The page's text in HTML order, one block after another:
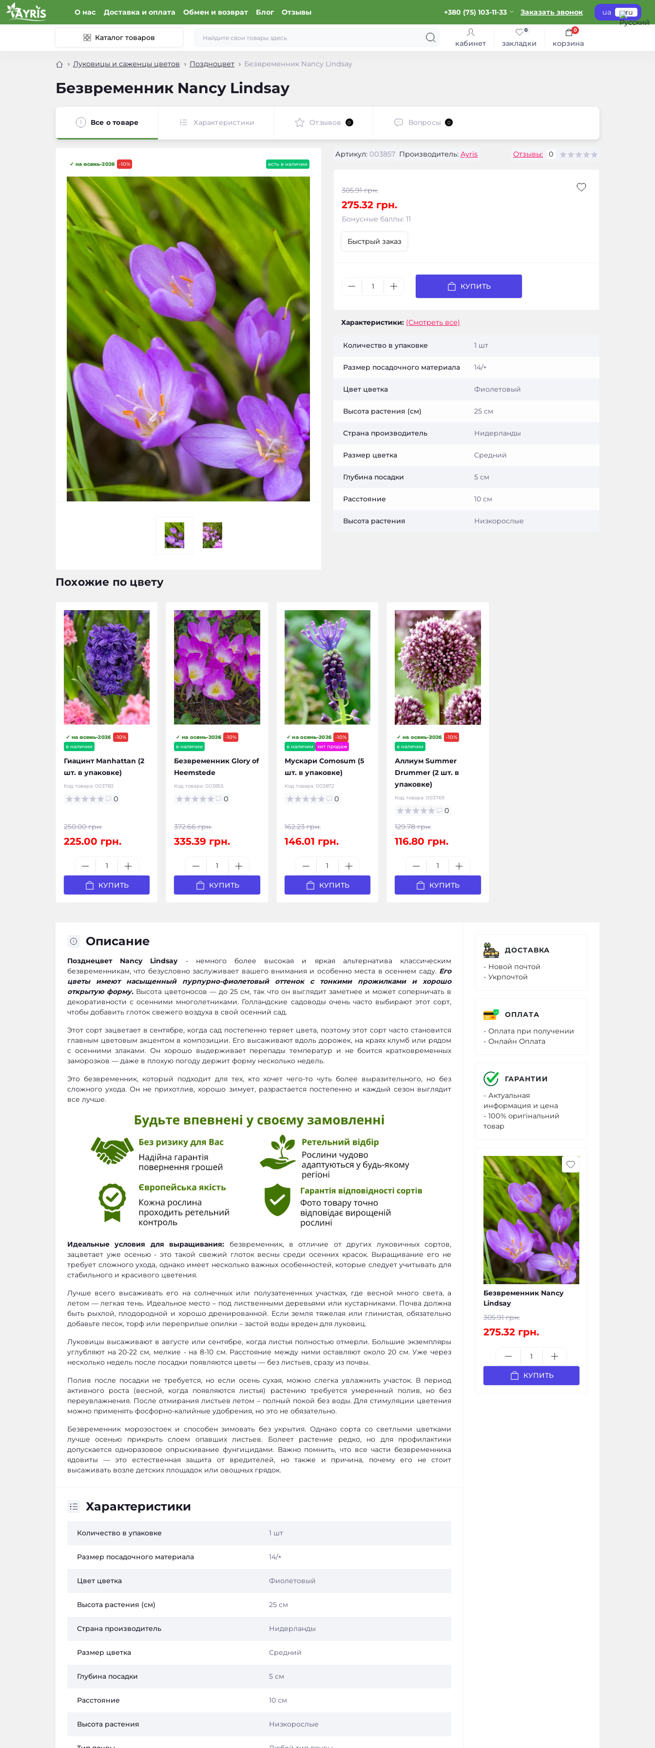
О нас Доставка и оплата Обмен и возврат Блог Отзывы +380 (75) 103-11-33 Заказать звонок ua ru
Каталог товаров
кабинет закладки
0
корзина
0
Луковицы и саженцы цветов Поздноцвет Безвременник Nancy Lindsay
Безвременник Nancy Lindsay
Все о товаре Характеристики Отзывов 0 Вопросы 0
-10%
✓ на осень-2026 есть в наличии
Артикул: 003857 Производитель: Ayris Отзывы: 0
305.91 грн.
275.32 грн.
Бонусные баллы: 11
Быстрый заказ
КУПИТЬ
Характеристики: (Смотреть все)
Количество в упаковке 1 шт
Размер посадочного материала 14/+
Цвет цветка Фиолетовый
Высота растения (см) 25 см
Страна производитель Нидерланды
Размер цветка Средний
Глубина посадки 5 см
Расстояние 10 см
Высота растения Низкорослые
Похожие по цвету
-10%
в наличии
✓ на осень-2026
Гиацинт Manhattan (2
шт. в упаковке)
Код товара: 003783
0
250.00 грн.
225.00 грн.
КУПИТЬ
-10%
в наличии
✓ на осень-2026
Безвременник Glory of
Heemstede
Код товара:003855
0
372.66 грн.
335.39 грн.
КУПИТЬ
-10%
в наличии
✓ на осень-2026
хит продаж
Мускари Comosum (5
шт. в упаковке)
Код товара: 003872
0
162.23 грн.
146.01 грн.
КУПИТЬ
-10%
в наличии
✓ на осень-2026
Аллиум Summer
Drummer (2 шт. в
упаковке)
Код товара:003769
0
129.78 грн.
116.80 грн.
КУПИТЬ
Описание
Позднецвет Nancy Lindsay- немного более высокая и яркая альтернатива классическим
безвременникам, что безусловно заслуживает вашего внимания и особенно места в осеннем саду. Его
цветы имеют насыщенный пурпурно-фиолетовый оттенок с тонкими прожилками и хорошо
открытую форму. Высота цветоносов — до 25 см, так что он выглядит заметнее и может соперничать в
декоративности с осенними многолетниками. Голландские садоводы очень часто выбирают этот сорт,
чтобы добавить глоток свежего воздуха в свой осенний сад.
Этот сорт зацветает в сентябре, когда сад постепенно теряет цвета, поэтому этот сорт часто становится
главным цветовым акцентом в композиции. Его высаживают вдоль дорожек, на краях клумб или рядом
с осенними злаками. Он хорошо выдерживает перепады температур и не боится кратковременных
заморозков — даже в плохую погоду держит форму несколько недель.
Это безвременник, который подходит для тех, кто хочет чего-то чуть более выразительного, но без
сложного ухода. Он не прихотлив, хорошо зимует, разрастается постепенно и каждый сезон выглядит
все лучше.
Идеальные условия для выращивания: безвременник, в отличие от других луковичных сортов,
зацветает уже осенью - это такой свежий глоток весны среди осенних красок. Выращивание его не
требует сложного ухода, однако имеет несколько важных особенностей, которые следует учитывать для
стабильного и красивого цветения.
Лучше всего высаживать его на солнечных или полузатененных участках, где весной много света, а
летом — легкая тень. Идеальное место – под лиственными деревьями или кустарниками. Почва должна
быть рыхлой, плодородной и хорошо дренированной. Если земля тяжелая или глинистая, обязательно
добавьте песок, торф или переприлые опилки – застой воды вреден для луковиц.
Луковицы высаживают в августе или сентябре, когда листья полностью отмерли. Большие экземпляры
углубляют на 20-22 см, мелкие - на 8-10 см. Расстояние между ними оставляют около 20 см. Уже через
несколько недель после посадки появляются цветы — без листьев, сразу из почвы.
Полив после посадки не требуется, но если осень сухая, можно слегка увлажнить участок. В период
активного роста (весной, когда появляются листья) растению требуется умеренный полив, но без
переувлажнения. После отмирания листьев летом – полный покой без воды. Для стимуляции цветения
можно применять фосфорно-калийные удобрения, но это не обязательно.
Безвременник морозостоек и способен зимовать без укрытия. Однако сорта со светлыми цветками
лучше осенью прикрыть слоем опавших листьев. Болеет растение редко, но для профилактики
допускается одноразовое опрыскивание фунгицидами. Важно помнить, что все части безвременника
ядовиты — это естественная защита от вредителей, но также и причина, почему его не стоит
высаживать возле детских площадок или овощных грядок.
Характеристики
Количество в упаковке 1 шт
Размер посадочного материала 14/+
Цвет цветка Фиолетовый
Высота растения (см) 25 см
Страна производитель Нидерланды
Размер цветка Средний
Глубина посадки 5 см
Расстояние 10 см
Высота растения Низкорослые
ДОСТАВКА
- Новой почтой
- Укрпочтой
ОПЛАТА
- Оплата при получении
- Онлайн Оплата
ГАРАНТИИ
- Актуальная
информация и цена
- 100% оригінальний
товар
Безвременник Nancy
Lindsay
305.91 грн.
275.32 грн.
КУПИТЬ